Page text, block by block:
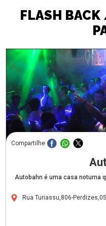
FLASH
Compartilhe
Autobahn é uma casa noturna
Rua Turiassu,806-